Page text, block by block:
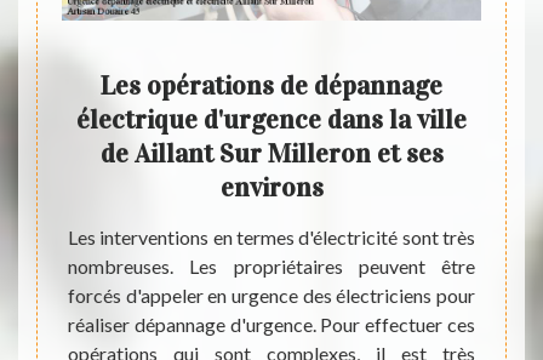
la
au
les
Ces
de
Les opérations de dépannage
électrique d'urgence dans la ville
de Aillant Sur Milleron et ses
environs
Les interventions en termes d'électricité sont très
nombreuses. Les propriétaires peuvent être
forcés d'appeler en urgence des électriciens pour
réaliser dépannage d'urgence. Pour effectuer ces
opérations qui sont complexes, il est très
-
Au
vous
de